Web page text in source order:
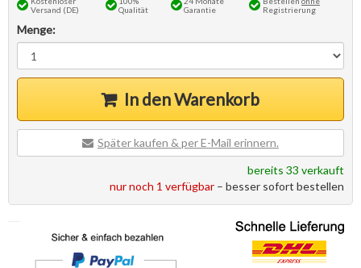
Versand (DE)
Qualität
Garantie
Registrierung
Menge:
In den Warenkorb
Später kaufen & per E-Mail erinnern.
bereits 33 verkauft
nur noch 1 verfügbar – besser sofort bestellen